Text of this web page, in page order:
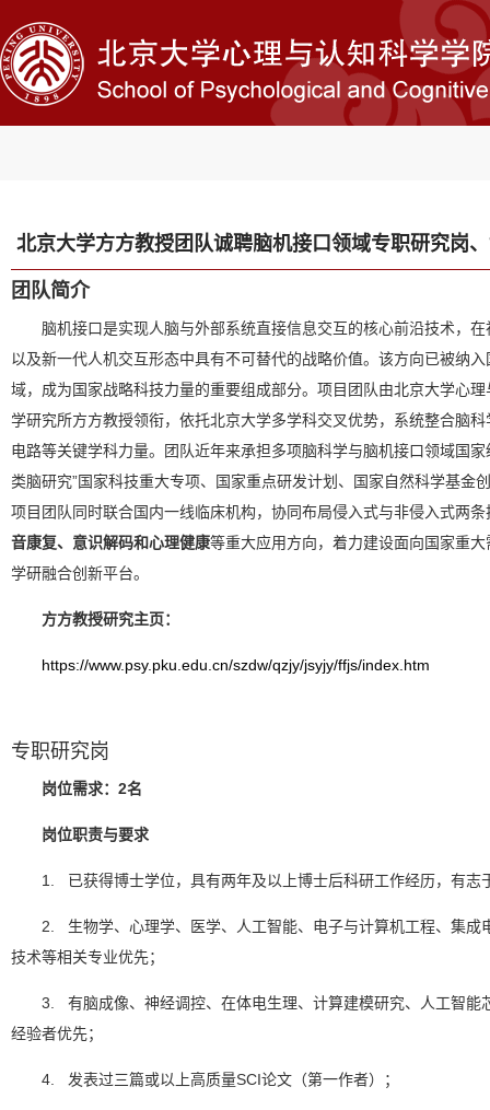
北京大学方方教授团队诚聘脑机接口领域专职研究岗
团队简介
脑机接口是实现人脑与外部系统直接信息交互的核心前沿技术，
以及新一代人机交互形态中具有不可替代的战略价值。该方向已被纳入
域，成为国家战略科技力量的重要组成部分。项目团队由北京大学心
学研究所方方教授领衔，依托北京大学多学科交叉优势，系统整合脑
电路等关键学科力量。团队近年来承担多项脑科学与脑机接口领域国
类脑研究”国家科技重大专项、国家重点研发计划、国家自然科学基金
项目团队同时联合国内一线临床机构，协同布局侵入式与非侵入式两
音康复、意识解码和心理健康等重大应用方向，着力建设面向国家重
学研融合创新平台。
方方教授研究主页：
https://www.psy.pku.edu.cn/szdw/qzjy/jsyjy/ffjs/index.htm
专职研究岗
岗位需求：2名
岗位职责与要求
1. 已获得博士学位，具有两年及以上博士后科研工作经历，有志
2. 生物学、心理学、医学、人工智能、电子与计算机工程、集成
技术等相关专业优先；
3. 有脑成像、神经调控、在体电生理、计算建模研究、人工智能
经验者优先；
4. 发表过三篇或以上高质量SCI论文（第一作者）；